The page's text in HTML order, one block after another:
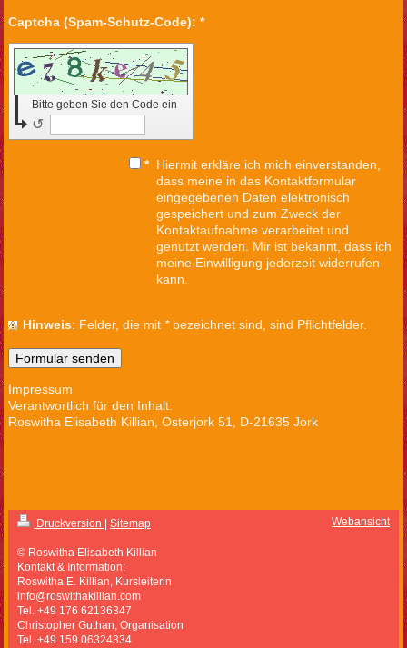
Captcha (Spam-Schutz-Code): *
Bitte geben Sie den Code ein
↺
* Hiermit erkläre ich mich einverstanden,
dass meine in das Kontaktformular
eingegebenen Daten elektronisch
gespeichert und zum Zweck der
Kontaktaufnahme verarbeitet und
genutzt werden. Mir ist bekannt, dass ich
meine Einwilligung jederzeit widerrufen
kann.
Hinweis : Felder, die mit *bezeichnet sind, sind Pflichtfelder.
Impressum
Verantwortlich für den Inhalt:
Roswitha Elisabeth Killian, Osterjork 51, D-21635 Jork
Druckversion Sitemap
© Roswitha Elisabeth Killian
Kontakt & Information:
Roswitha E. Killian, Kursleiterin
info@roswithakillian.com
Tel. +49 176 62136347
Christopher Guthan, Organisation
Tel. +49 159 06324334
Webansicht